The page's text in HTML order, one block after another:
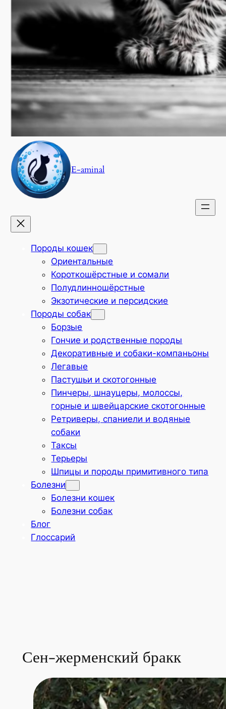
E-aminal
Породы кошек
Ориентальные
Короткошёрстные и сомали
Полудлинношёрстные
Экзотические и персидские
Породы собак
Борзые
Гончие и родственные породы
Декоративные и собаки-компаньоны
Легавые
Пастушьи и скотогонные
Пинчеры, шнауцеры, молоссы,
горные и швейцарские скотогонные
Ретриверы, спаниели и водяные
собаки
Таксы
Терьеры
Шпицы и породы примитивного типа
Болезни
Болезни кошек
Болезни собак
Блог
Глоссарий
Сен-жерменский бракк